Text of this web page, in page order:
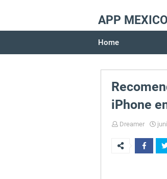
APP MEXICO
Home
iPhone
Dreamer